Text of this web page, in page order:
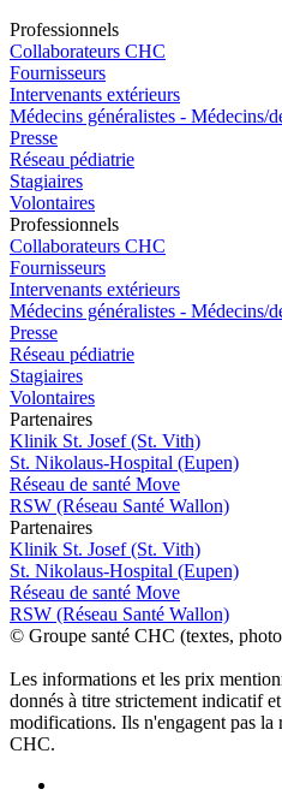
Professionnels
Collaborateurs CHC
Fournisseurs
Intervenants extérieurs
Médecins généralistes - Médecins/
Presse
Réseau pédiatrie
Stagiaires
Volontaires
Professionnels
Collaborateurs CHC
Fournisseurs
Intervenants extérieurs
Médecins généralistes - Médecins/
Presse
Réseau pédiatrie
Stagiaires
Volontaires
Partenaires
Klinik St. Josef (St. Vith)
St. Nikolaus-Hospital (Eupen)
Réseau de santé Move
RSW (Réseau Santé Wallon)
Partenaires
Klinik St. Josef (St. Vith)
St. Nikolaus-Hospital (Eupen)
Réseau de santé Move
RSW (Réseau Santé Wallon)
© Groupe santé CHC (textes,
Les informations et les prix
donnés à titre strictement indicatif
modifications. Ils n'engagent pas la
CHC.